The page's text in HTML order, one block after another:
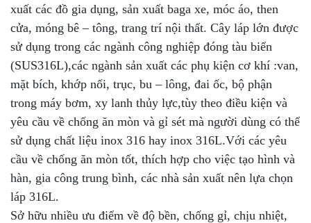
xuất các đồ gia dụng, sản xuất baga xe, móc áo, then
cửa, móng bê – tông, trang trí nội thất. Cây láp lớn được
sử dụng trong các ngành công nghiệp đóng tàu biển
(SUS316L),các ngành sản xuất các phụ kiện cơ khí :van,
mặt bích, khớp nối, trục, bu – lông, đai ốc, bộ phận
trong máy bơm, xy lanh thủy lực,tùy theo điều kiện và
yêu cầu về chống ăn mòn và gỉ sét mà người dùng có thể
sử dụng chất liệu inox 316 hay inox 316L.Với các yêu
cầu về chống ăn mòn tốt, thích hợp cho việc tạo hình và
hàn, gia công trung bình, các nhà sản xuất nên lựa chọn
láp 316L.
Sở hữu nhiều ưu điểm về độ bền, chống gỉ, chịu nhiệt,